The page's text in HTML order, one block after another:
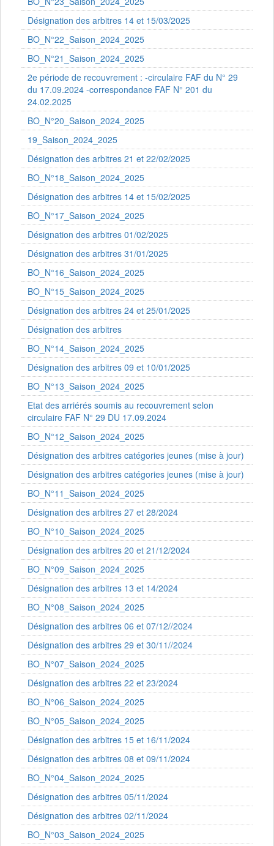
Désignation des arbitres 14 et 15/03/2025
BO_N°22_Saison_2024_2025
BO_N°21_Saison_2024_2025
2e période de recouvrement : -circulaire FAF du N° 29
du 17.09.2024 -correspondance FAF N° 201 du
24.02.2025
BO_N°20_Saison_2024_2025
19_Saison_2024_2025
Désignation des arbitres 21 et 22/02/2025
BO_N°18_Saison_2024_2025
Désignation des arbitres 14 et 15/02/2025
BO_N°17_Saison_2024_2025
Désignation des arbitres 01/02/2025
Désignation des arbitres 31/01/2025
BO_N°16_Saison_2024_2025
BO_N°15_Saison_2024_2025
Désignation des arbitres 24 et 25/01/2025
Désignation des arbitres
BO_N°14_Saison_2024_2025
Désignation des arbitres 09 et 10/01/2025
BO_N°13_Saison_2024_2025
Etat des arriérés soumis au recouvrement selon
circulaire FAF N° 29 DU 17.09.2024
BO_N°12_Saison_2024_2025
Désignation des arbitres catégories jeunes (mise à jour)
Désignation des arbitres catégories jeunes (mise à jour)
BO_N°11_Saison_2024_2025
Désignation des arbitres 27 et 28/2024
BO_N°10_Saison_2024_2025
Désignation des arbitres 20 et 21/12/2024
BO_N°09_Saison_2024_2025
Désignation des arbitres 13 et 14/2024
BO_N°08_Saison_2024_2025
Désignation des arbitres 06 et 07/12//2024
Désignation des arbitres 29 et 30/11//2024
BO_N°07_Saison_2024_2025
Désignation des arbitres 22 et 23/2024
BO_N°06_Saison_2024_2025
BO_N°05_Saison_2024_2025
Désignation des arbitres 15 et 16/11/2024
Désignation des arbitres 08 et 09/11/2024
BO_N°04_Saison_2024_2025
Désignation des arbitres 05/11/2024
Désignation des arbitres 02/11/2024
BO_N°03_Saison_2024_2025